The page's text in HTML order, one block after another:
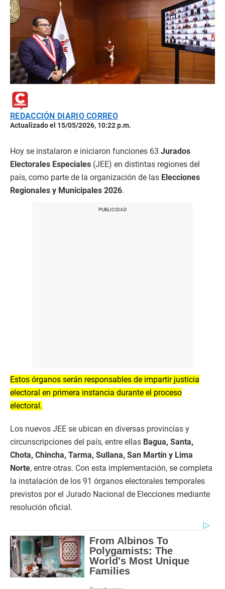
REDACCIÓN DIARIO CORREO
Actualizado el 15/05/2026, 10:22 p.m.
Hoy se instalaron e iniciaron funciones 63 Jurados
Electorales Especiales (JEE) en distintas regiones del
país, como parte de la organización de las Elecciones
Regionales y Municipales 2026.
Estos órganos serán responsables de impartir justicia
electoral en primera instancia durante el proceso
electoral.
Los nuevos JEE se ubican en diversas provincias y
circunscripciones del país, entre ellas Bagua, Santa,
Chota, Chincha, Tarma, Sullana, San Martín y Lima
Norte, entre otras. Con esta implementación, se completa
la instalación de los 91 órganos electorales temporales
previstos por el Jurado Nacional de Elecciones mediante
resolución oficial.